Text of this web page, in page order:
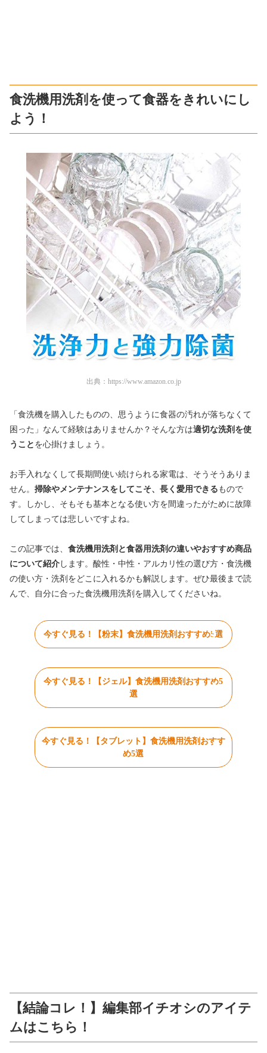
食洗機用洗剤を使って食器をきれいにし
よう！
出典： https://www.amazon.co.jp
「食洗機を購入したものの、思うように食器の汚れが落ちなくて
困った」なんて経験はありませんか？そんな方は適切な洗剤を使
うこと を心掛けましょう。
お手入れなくして長期間使い続けられる家電は、そうそうありま
せん。 掃除やメンテナンスをしてこそ、長く愛用できる もので
す。しかし、そもそも基本となる使い方を間違ったがために故障
してしまっては悲しいですよね。
この記事では、 食洗機用洗剤と食器用洗剤の違いやおすすめ商品
について紹介 します。酸性・中性・アルカリ性の選び方・食洗機
の使い方・洗剤をどこに入れるかも解説します。ぜひ最後まで読
んで、自分に合った食洗機用洗剤を購入してくださいね。
今すぐ見る！【粉末】食洗機用洗剤おすすめ5選
今すぐ見る！【ジェル】食洗機用洗剤おすすめ5
選
今すぐ見る！【タブレット】食洗機用洗剤おすす
め5選
【結論コレ！】編集部イチオシのアイテ
ムはこちら！